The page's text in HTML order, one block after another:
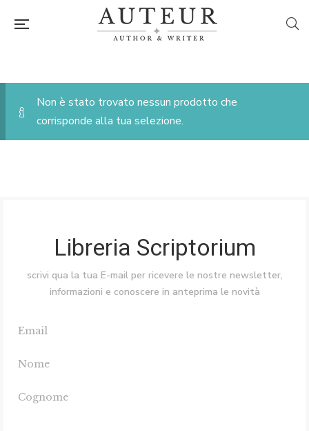
Non è stato trovato nessun prodotto che
corrisponde alla tua selezione.
Libreria Scriptorium
scrivi qua la tua E-mail per ricevere le nostre newsletter,
informazioni e conoscere in anteprima le novità